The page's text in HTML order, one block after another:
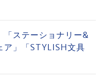
ステーショナリー&
ア」「STYLISH文具